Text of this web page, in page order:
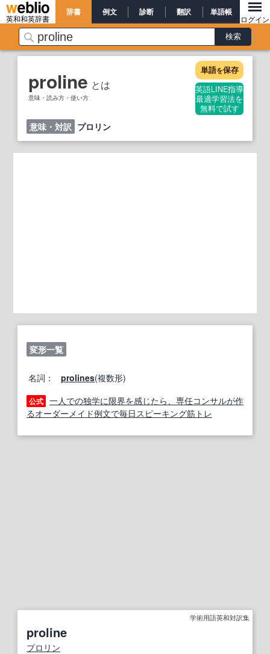
英和和英辞書
辞書 例文 診断 翻訳 単語帳
ログイン
proline とは
意味・読み方・使い方
単語を保存
英語LINE指導
最適学習法を
無料で試す
意味・対訳 プロリン
変形一覧
名詞： prolines(複数形)
公式 一人での独学に限界を感じたら、専任コンサルが作
るオーダーメイド例文で毎日スピーキング筋トレ
学術用語英和対訳集
proline
プロリン